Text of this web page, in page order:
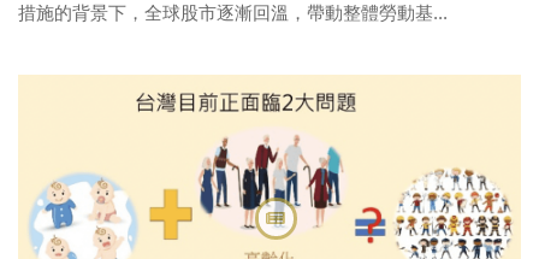
措施的背景下，全球股市逐漸回溫，帶動整體勞動基...